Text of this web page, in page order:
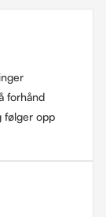
forhånd
følger opp